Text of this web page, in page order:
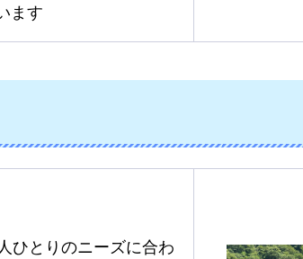
ます
ひとりのニーズに合わ